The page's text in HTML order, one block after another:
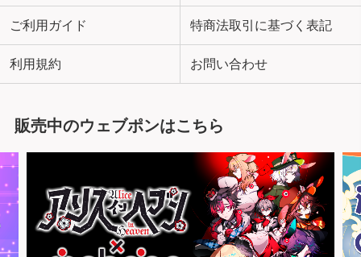
ご利用ガイド 特商法取引に基づく表記
利用規約 お問い合わせ
販売中のウェブポンはこちら